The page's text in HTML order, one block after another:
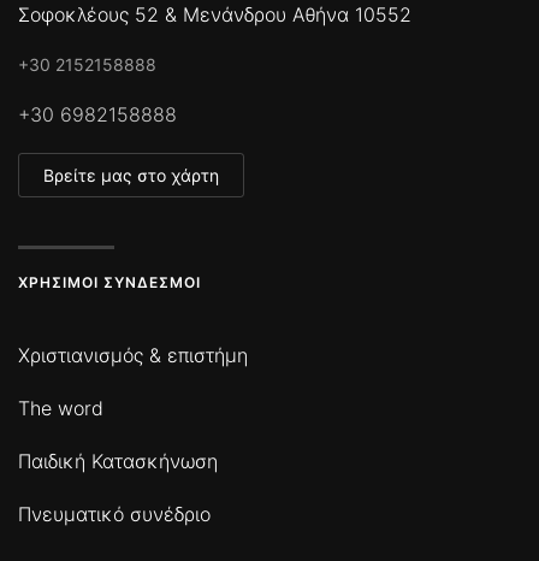
Σοφοκλέους 52 & Μενάνδρου Αθήνα 10552
+30 2152158888
+30 6982158888
Βρείτε μας στο χάρτη
ΧΡΉΣΙΜΟΙ ΣΎΝΔΕΣΜΟΙ
Χριστιανισμός & επιστήμη
The word
Παιδική Κατασκήνωση
Πνευματικό συνέδριο